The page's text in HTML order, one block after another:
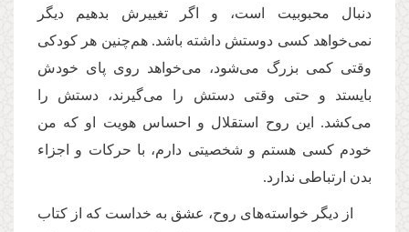
دنبال محبوبیت است، و اگر تغییرش بدهیم دیگر
نمی‌خواهد کسی دوستش داشته باشد. هم‌چنین هر کودکی
وقتی کمی بزرگ می‌شود، می‌خواهد روی پای خودش
بایستد و حتی وقتی دستش را می‌گیرند، دستش را
می‌کشد. این روح استقلال و احساس هویت او که من
خودم کسی هستم و شخصیتی دارم، با حرکات و اجزاء
بدن ارتباطی ندارد.
از دیگر خواسته‌های روح، عشق به خداست که از کتاب